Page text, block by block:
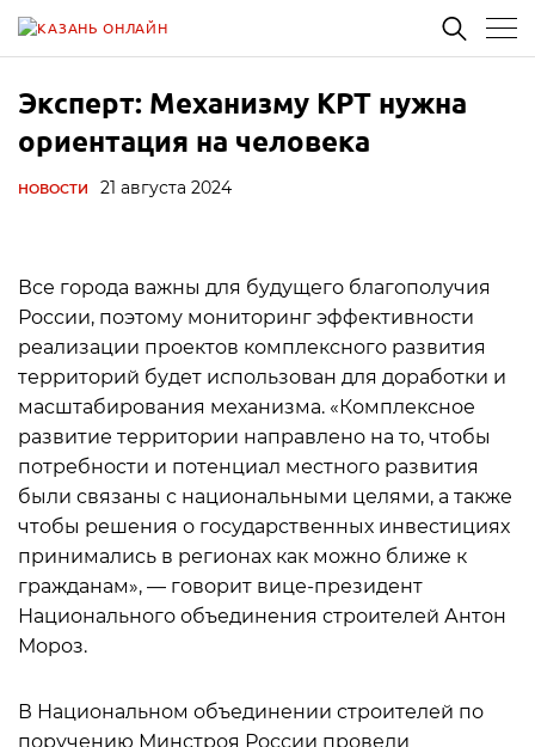
Эксперт: Механизму КРТ нужна
ориентация на человека
НОВОСТИ 21 августа 2024
Все города важны для будущего благополучия
России, поэтому мониторинг эффективности
реализации проектов комплексного развития
территорий будет использован для доработки и
масштабирования механизма. «Комплексное
развитие территории направлено на то, чтобы
потребности и потенциал местного развития
были связаны с национальными целями, а также
чтобы решения о государственных инвестициях
принимались в регионах как можно ближе к
гражданам», — говорит вице-президент
Национального объединения строителей Антон
Мороз.
В Национальном объединении строителей по
поручению Минстроя России провели